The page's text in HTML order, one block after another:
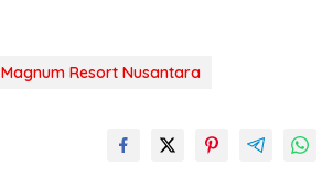
Magnum Resort Nusantara